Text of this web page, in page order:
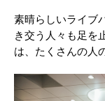
素晴らしいライブ
き交う人々も足を
は、たくさんの人